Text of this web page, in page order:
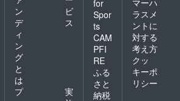
らから
の贈り
物かわ
からな
くなり
ますの
で ご注
意下さ
ン
デ
ィ
ン
グ
と
は
ビ
ス
プ
実
for
Spor
ts
CAM
PFI
RE
ふる
さと
納税
ラスメ
ントに
対する
考え方
クッ
キーポ
リシー